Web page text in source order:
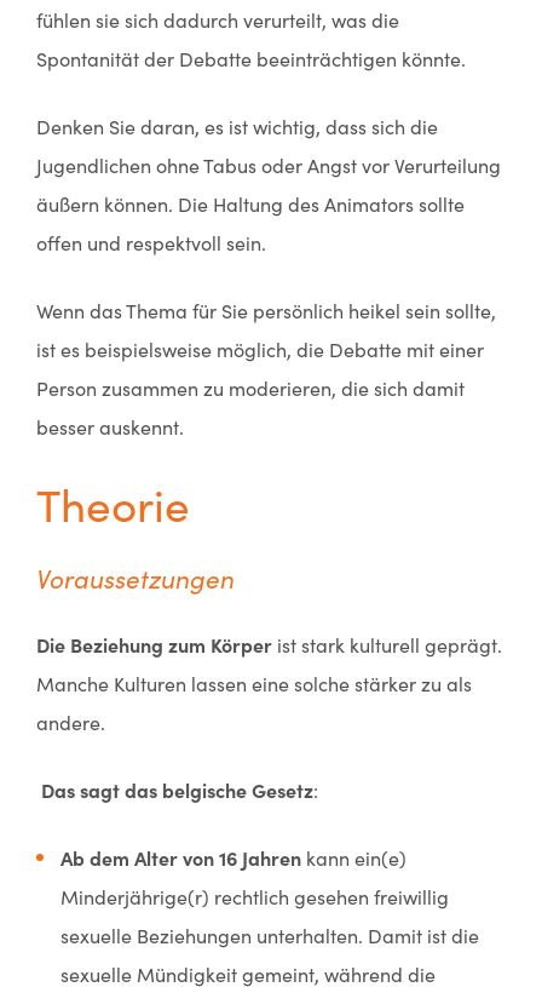
fühlen sie sich dadurch verurteilt, was die
Spontanität der Debatte beeinträchtigen könnte.
Denken Sie daran, es ist wichtig, dass sich die
Jugendlichen ohne Tabus oder Angst vor Verurteilung
äußern können. Die Haltung des Animators sollte
offen und respektvoll sein.
Wenn das Thema für Sie persönlich heikel sein sollte,
ist es beispielsweise möglich, die Debatte mit einer
Person zusammen zu moderieren, die sich damit
besser auskennt.
Theorie
Voraussetzungen
Die Beziehung zum Körper ist stark kulturell geprägt.
Manche Kulturen lassen eine solche stärker zu als
andere.
Das sagt das belgische Gesetz:
Ab dem Alter von 16 Jahren kann ein(e)
Minderjährige(r) rechtlich gesehen freiwillig
sexuelle Beziehungen unterhalten. Damit ist die
sexuelle Mündigkeit gemeint, während die